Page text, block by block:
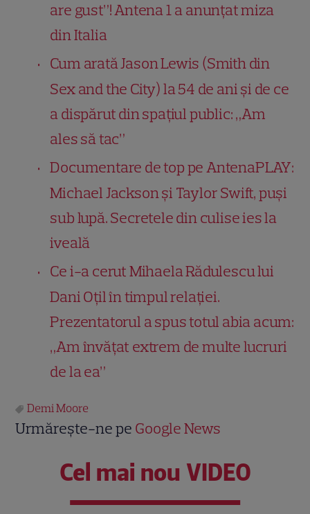
are gust”! Antena 1 a anunțat miza
din Italia
Cum arată Jason Lewis (Smith din
Sex and the City) la 54 de ani și de ce
a dispărut din spațiul public: „Am
ales să tac”
Documentare de top pe AntenaPLAY:
Michael Jackson și Taylor Swift, puși
sub lupă. Secretele din culise ies la
iveală
Ce i-a cerut Mihaela Rădulescu lui
Dani Oțil în timpul relației.
Prezentatorul a spus totul abia acum:
„Am învățat extrem de multe lucruri
de la ea”
Demi Moore
Urmărește-ne pe Google News
Cel mai nou VIDEO